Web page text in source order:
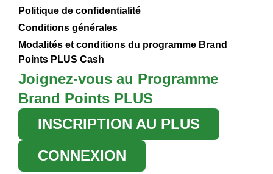
Politique de confidentialité
Conditions générales
Modalités et conditions du programme Brand
Points PLUS Cash
Joignez-vous au Programme
Brand Points PLUS
INSCRIPTION AU PLUS
CONNEXION